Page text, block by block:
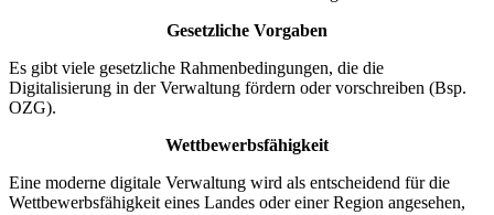
Gesetzliche Vorgaben
Es gibt viele gesetzliche Rahmenbedingungen, die die
Digitalisierung in der Verwaltung fördern oder vorschreiben (Bsp.
OZG).
Wettbewerbsfähigkeit
Eine moderne digitale Verwaltung wird als entscheidend für die
Wettbewerbsfähigkeit eines Landes oder einer Region angesehen,